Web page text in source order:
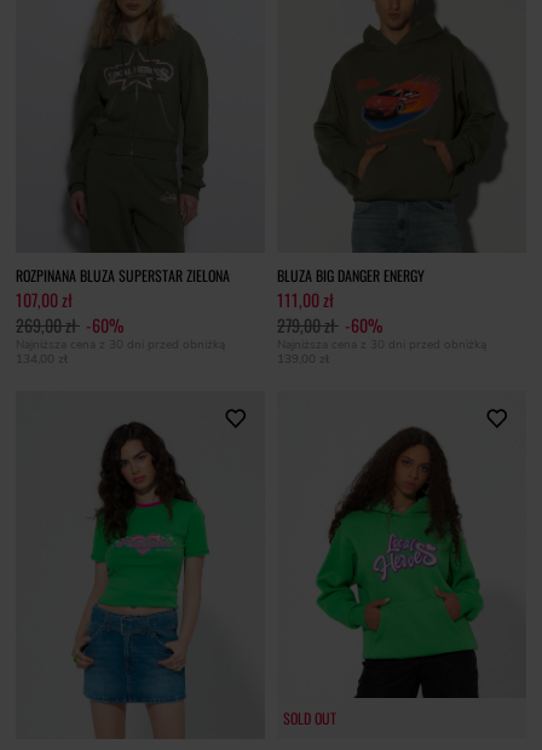
ROZPINANA BLUZA SUPERSTAR ZIELONA
107,00 zł
269,00 zł -60%
Najniższa cena z 30 dni przed obniżką
134,00 zł
BLUZA BIG DANGER ENERGY
111,00 zł
279,00 zł -60%
Najniższa cena z 30 dni przed obniżką
139,00 zł
SOLD OUT